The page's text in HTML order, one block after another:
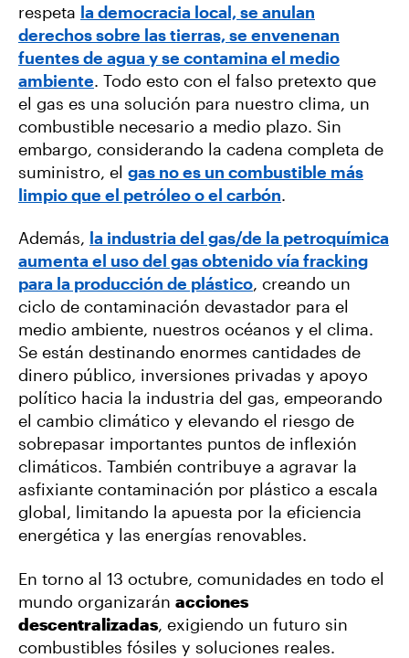
respeta la democracia local, se anulan
derechos sobre las tierras, se envenenan
fuentes de agua y se contamina el medio
ambiente. Todo esto con el falso pretexto que
el gas es una solución para nuestro clima, un
combustible necesario a medio plazo. Sin
embargo, considerando la cadena completa de
suministro, el gas no es un combustible más
limpio que el petróleo o el carbón.
Además, la industria del gas/de la petroquímica
aumenta el uso del gas obtenido vía fracking
para la producción de plástico, creando un
ciclo de contaminación devastador para el
medio ambiente, nuestros océanos y el clima.
Se están destinando enormes cantidades de
dinero público, inversiones privadas y apoyo
político hacia la industria del gas, empeorando
el cambio climático y elevando el riesgo de
sobrepasar importantes puntos de inflexión
climáticos. También contribuye a agravar la
asfixiante contaminación por plástico a escala
global, limitando la apuesta por la eficiencia
energética y las energías renovables.
En torno al 13 octubre, comunidades en todo el
mundo organizarán acciones
descentralizadas, exigiendo un futuro sin
combustibles fósiles y soluciones reales.